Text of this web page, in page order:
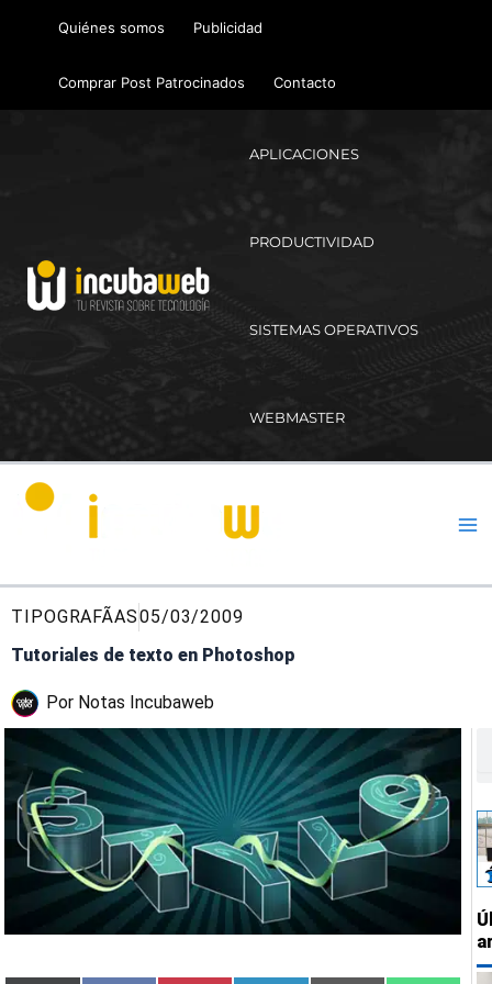
Quiénes somos Publicidad
Comprar Post Patrocinados Contacto
APLICACIONES
PRODUCTIVIDAD
SISTEMAS OPERATIVOS
WEBMASTER
TIPOGRAFÃ­AS05/03/2009
Tutoriales de texto en Photoshop
Por Notas Incubaweb